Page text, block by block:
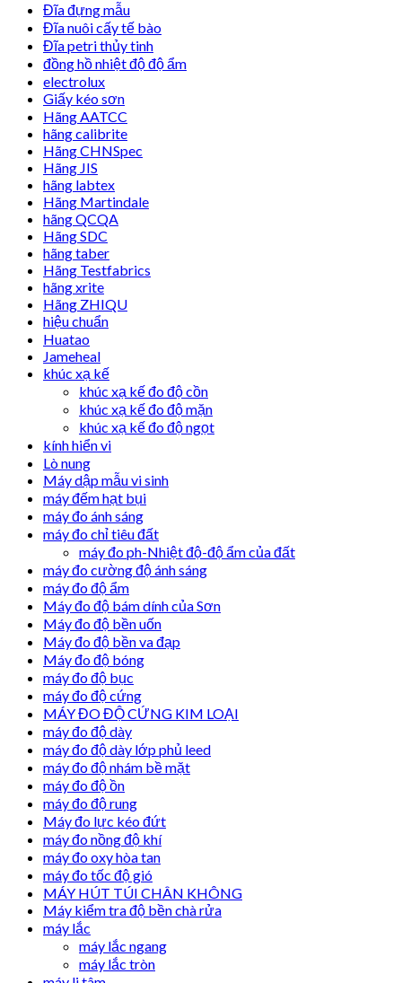
Đĩa đựng mẫu
Đĩa nuôi cấy tế bào
Đĩa petri thủy tinh
đồng hồ nhiệt độ độ ẩm
electrolux
Giấy kéo sơn
Hãng AATCC
hãng calibrite
Hãng CHNSpec
Hãng JIS
hãng labtex
Hãng Martindale
hãng QCQA
Hãng SDC
hãng taber
Hãng Testfabrics
hãng xrite
Hãng ZHIQU
hiệu chuẩn
Huatao
Jameheal
khúc xạ kế
khúc xạ kế đo độ cồn
khúc xạ kế đo độ mặn
khúc xạ kế đo độ ngọt
kính hiển vi
Lò nung
Máy dập mẫu vi sinh
máy đếm hạt bụi
máy đo ánh sáng
máy đo chỉ tiêu đất
máy đo ph-Nhiệt độ-độ ẩm của đất
máy đo cường độ ánh sáng
máy đo độ ẩm
Máy đo độ bám dính của Sơn
Máy đo độ bền uốn
Máy đo độ bền va đạp
Máy đo độ bóng
máy đo độ bục
máy đo độ cứng
MÁY ĐO ĐỘ CỨNG KIM LOẠI
máy đo độ dày
máy đo độ dày lớp phủ leed
máy đo độ nhám bề mặt
máy đo độ ồn
máy đo độ rung
Máy đo lực kéo đứt
máy đo nồng độ khí
máy đo oxy hòa tan
máy đo tốc độ gió
MÁY HÚT TÚI CHÂN KHÔNG
Máy kiểm tra độ bền chà rửa
máy lắc
máy lắc ngang
máy lắc tròn